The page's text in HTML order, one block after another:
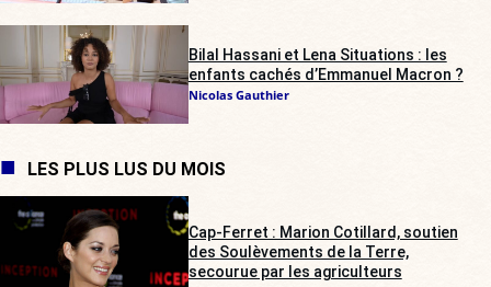
Bilal Hassani et Lena Situations : les
enfants cachés d’Emmanuel Macron ?
Nicolas Gauthier
LES PLUS LUS DU MOIS
Cap-Ferret : Marion Cotillard, soutien
des Soulèvements de la Terre,
secourue par les agriculteurs